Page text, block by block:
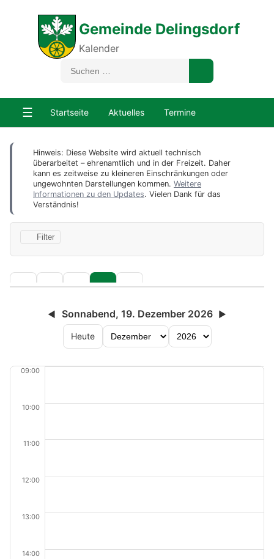
Gemeinde Delingsdorf
Kalender
☰ Startseite Aktuelles Termine
Hinweis: Diese Website wird aktuell technisch
überarbeitet – ehrenamtlich und in der Freizeit. Daher
kann es zeitweise zu kleineren Einschränkungen oder
ungewohnten Darstellungen kommen. Weitere
Informationen zu den Updates. Vielen Dank für das
Verständnis!
Filter
◀ Sonnabend, 19. Dezember 2026 ▶
Heute
09:00
10:00
11:00
12:00
13:00
14:00